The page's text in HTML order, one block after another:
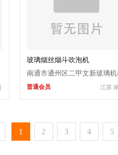
玻璃烟丝烟斗吹泡机
南通市通州区二甲文新玻璃
制造厂 江苏
普通会员
1 2 3 4 5